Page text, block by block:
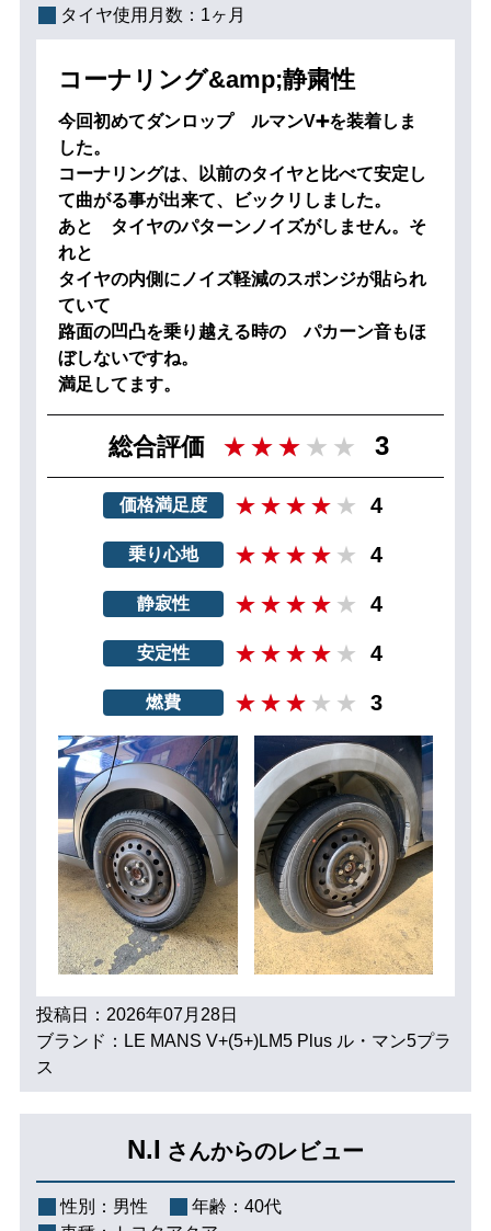
タイヤ使用月数： 1ヶ月
コーナリング&amp;静粛性
今回初めてダンロップ ルマンV➕を装着しま
した。
コーナリングは、以前のタイヤと比べて安定し
て曲がる事が出来て、ビックリしました。
あと タイヤのパターンノイズがしません。そ
れと
タイヤの内側にノイズ軽減のスポンジが貼られ
ていて
路面の凹凸を乗り越える時の パカーン音もほ
ぼしないですね。
満足してます。
総合評価 3
価格満足度 4
乗り心地 4
静寂性 4
安定性 4
燃費 3
投稿日：2026年07月28日
ブランド：LE MANS V+(5+)LM5 Plus ル・マン5プラ
ス
N.I さんからのレビュー
性別： 男性 年齢： 40代